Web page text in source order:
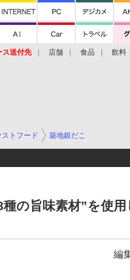
ス送付先 店舗 食品 飲料
ストフード 築地銀だこ
の旨味素材”を使用
編